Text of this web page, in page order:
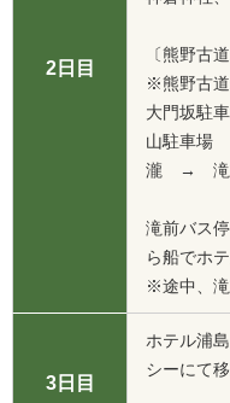
2日目
〔熊野古
※熊野古
大門坂駐
山駐車場
瀧 → 滝
滝前バス
ら船でホ
※途中、
3日目
ホテル浦
シーにて